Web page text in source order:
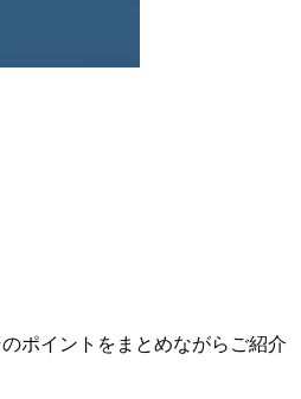
ポイントをまとめながらご紹介